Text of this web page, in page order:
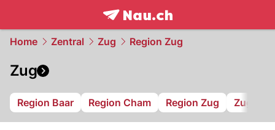
frontpage.NAU.ch
Home Zentral Zug Region Zug
Zug
Region Baar Region Cham Region Zug Zug 94